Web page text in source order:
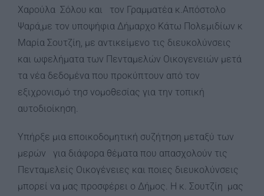
Χαρούλα Σόλου και τον Γραμματέα κ.Απόστολο
Ψαρά,με τον υποψήφια Δήμαρχο Κάτω Πολεμιδίων κ
Μαρία Σουτζίη, με αντικείμενο τις διευκολύνσεις
και ωφελήματα των Πενταμελών Οικογενειών μετά
τα νέα δεδομένα που προκύπτουν από τον
εξιχρονισμό τησ νομοθεσίας για την τοπική
αυτοδιοίκηση.
Υπήρξε μια εποικοδομητική συζήτηση μεταξύ των
μερών για διάφορα θέματα που απασχολούν τις
Πενταμελείς Οικογένειες και ποιες διευκολύνσεις
μπορεί να μας προσφέρει ο Δήμος. Η κ. Σουτζίη μας